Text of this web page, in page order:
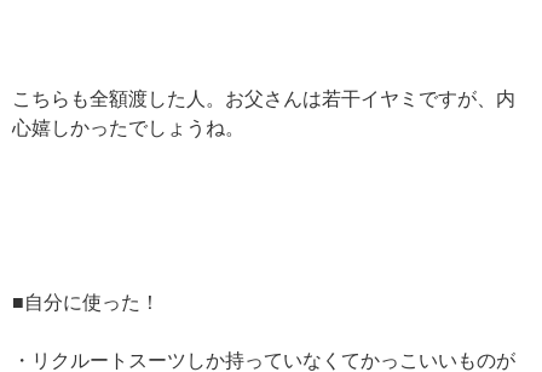
こちらも全額渡した人。お父さんは若干イヤミですが、内
心嬉しかったでしょうね。
■自分に使った！
・リクルートスーツしか持っていなくてかっこいいものが